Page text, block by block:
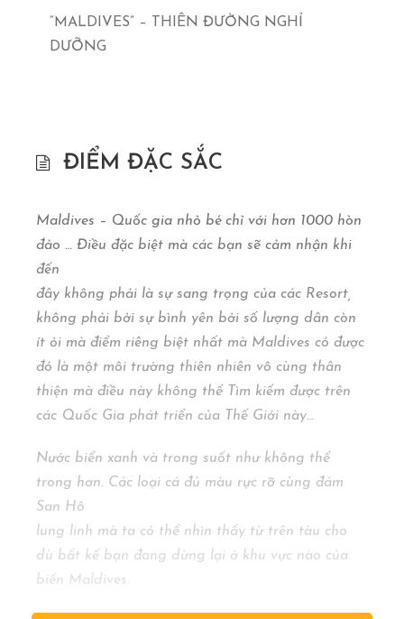
“MALDIVES” – THIÊN ĐƯỜNG NGHỈ
DƯỠNG
ĐIỂM ĐẶC SẮC
Maldives – Quốc gia nhỏ bé chỉ với hơn 1000 hòn
đảo … Điều đặc biệt mà các bạn sẽ cảm nhận khi
đến
đây không phải là sự sang trọng của các Resort,
không phải bởi sự bình yên bởi số lượng dân còn
ít ỏi mà điểm riêng biệt nhất mà Maldives có được
đó là một môi trường thiên nhiên vô cùng thân
thiện mà điều này không thể Tìm kiếm được trên
các Quốc Gia phát triển của Thế Giới này…
Nước biển xanh và trong suốt như không thể
trong hơn. Các loại cá đủ màu rực rỡ cùng đám
San Hô
lung linh mà ta có thể nhìn thấy từ trên tàu cho
dù bất kể bạn đang dừng lại ở khu vực nào của
biển Maldives.